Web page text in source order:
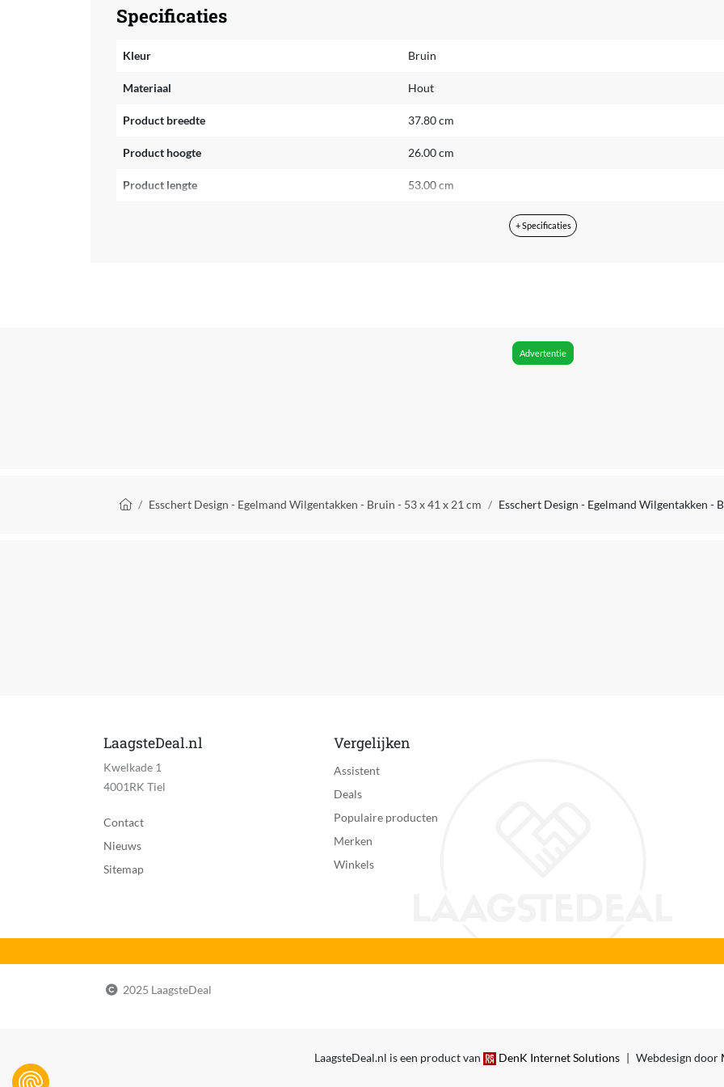
Specificaties
Kleur Bruin
Materiaal Hout
Product breedte 37.80 cm
Product hoogte 26.00 cm
Product lengte 53.00 cm
+ Specificaties
Advertentie
Kruimelpad
Esschert Design - Egelmand Wilgentakken - Bruin - 53 x 41 x 21 cm Esschert Design - Egelmand Wilgentakken -
LaagsteDeal.nl
Kwelkade 1
4001RK Tiel
Contact
Nieuws
Sitemap
Vergelijken
Assistent
Deals
Populaire producten
Merken
Winkels
2025 LaagsteDeal
LaagsteDeal.nl is een product van DenK Internet Solutions | Webdesign door